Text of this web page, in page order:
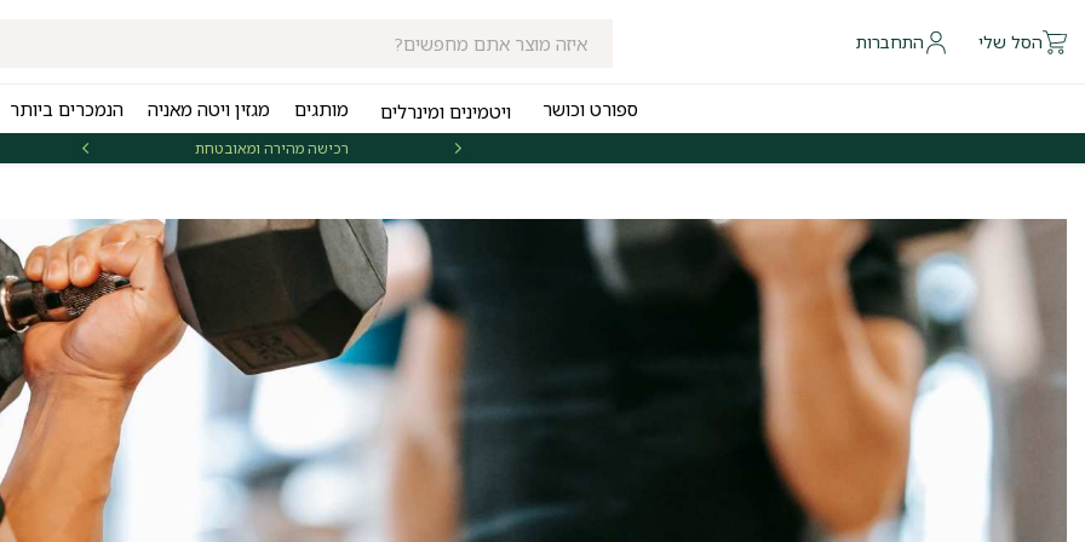
הסל שלי התחברות
ספורט וכושר ויטמינים ומינרלים מותגים מגזין ויטה מאניה הנמכרים ביותר
רכישה מהירה ומאובטחת